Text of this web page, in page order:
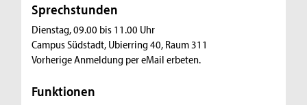
Sprechstunden
Dienstag, 09.00 bis 11.00 Uhr
Campus Südstadt, Ubierring 40, Raum 311
Vorherige Anmeldung per eMail erbeten.
Funktionen